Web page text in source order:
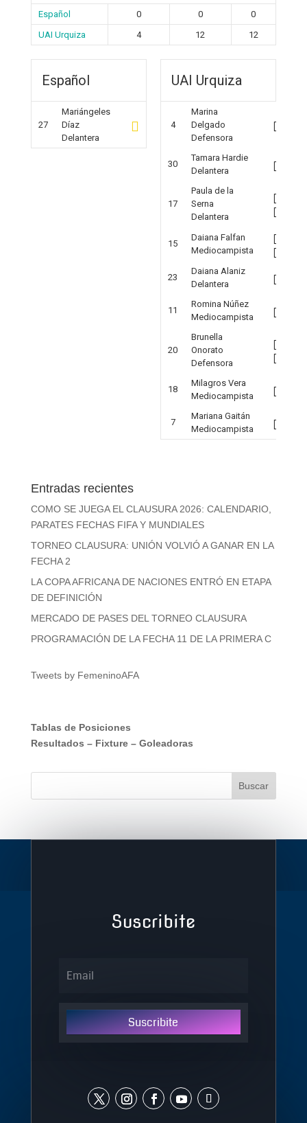
Español 0 0
0
UAI Urquiza
4 12 12
Español
27
Mariángeles
Díaz
Delantera
UAI Urquiza
4
Marina
Delgado
Defensora
30
Tamara Hardie
Delantera
17
Paula de la
Serna
Delantera
15
Daiana Falfan
Mediocampista
23
Daiana Alaniz
Delantera
11
Romina Núñez
Mediocampista
20
Brunella
Onorato
Defensora
18
Milagros Vera
Mediocampista
7
Mariana Gaitán
Mediocampista
Entradas recientes
COMO SE JUEGA EL CLAUSURA 2026: CALENDARIO,
PARATES FECHAS FIFA Y MUNDIALES
TORNEO CLAUSURA: UNIÓN VOLVIÓ A GANAR EN LA
FECHA 2
LA COPA AFRICANA DE NACIONES ENTRÓ EN ETAPA
DE DEFINICIÓN
MERCADO DE PASES DEL TORNEO CLAUSURA
PROGRAMACIÓN DE LA FECHA 11 DE LA PRIMERA C
Tweets by FemeninoAFA
Tablas de Posiciones
Resultados – Fixture– Goleadoras
Suscribite
Suscribite